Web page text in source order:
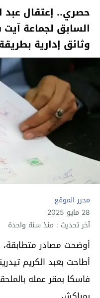
حصري.. إعتقال عبد
السابق لجماعة
وثائق إدارية
محرر الموقع
28 مايو 2025
آخر تحديث : منذ سنة واحدة
أوضحت مصادر متطابقة،
أطاحت بعبد الكريم
فاسكا بمقر عمله